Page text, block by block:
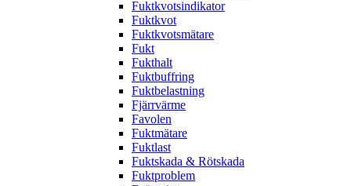
Fuktkvotsindikator
Fuktkvot
Fuktkvotsmätare
Fukt
Fukthalt
Fuktbuffring
Fuktbelastning
Fjärrvärme
Favolen
Fuktmätare
Fuktlast
Fuktskada & Rötskada
Fuktproblem